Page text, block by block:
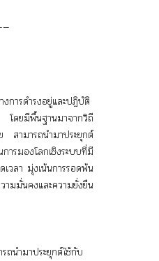
การดำรงอยู่และปฏิบัติ
โดยมีพื้นฐานมาจากวิถี
สามารถนำมาประยุกต์
ารมองโลกเชิงระบบที่มี
วลา มุ่งเน้นการรอดพ้น
มมั่นคงและความยั่งยืน
ถนำมาประยุกต์ใช้กับ